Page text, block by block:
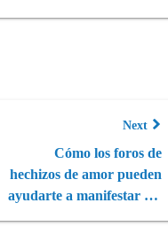
Next
Cómo los foros de
hechizos de amor pueden
ayudarte a manifestar tus